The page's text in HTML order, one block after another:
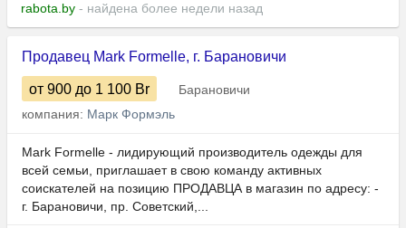
rabota.by - найдена более недели назад
Продавец Mark Formelle, г. Барановичи
от 900 до 1 100 Br
Барановичи
компания: Марк Формэль
Mark Formelle - лидирующий производитель одежды для
всей семьи, приглашает в свою команду активных
соискателей на позицию ПРОДАВЦА в магазин по адресу: -
г. Барановичи, пр. Советский,...